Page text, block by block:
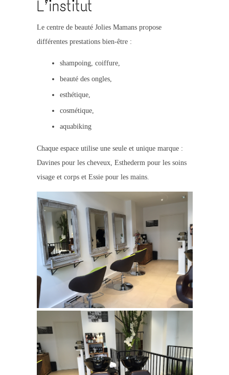
L’institut
Le centre de beauté Jolies Mamans propose
différentes prestations bien-être :
shampoing, coiffure,
beauté des ongles,
esthétique,
cosmétique,
aquabiking
Chaque espace utilise une seule et unique marque :
Davines pour les cheveux, Esthederm pour les soins
visage et corps et Essie pour les mains.